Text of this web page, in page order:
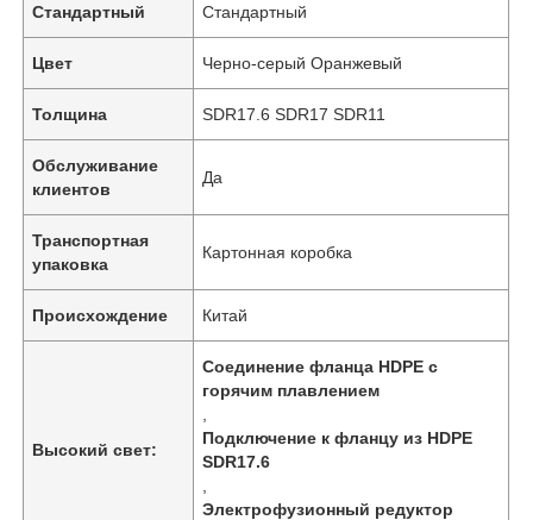
Стандартный Стандартный
Цвет Черно-серый Оранжевый
Толщина SDR17.6 SDR17 SDR11
Обслуживание
клиентов
Да
Транспортная
упаковка
Картонная коробка
Происхождение Китай
Высокий свет:
Соединение фланца HDPE с
горячим плавлением
Подключение к фланцу из HDPE
SDR17.6
Электрофузионный редуктор